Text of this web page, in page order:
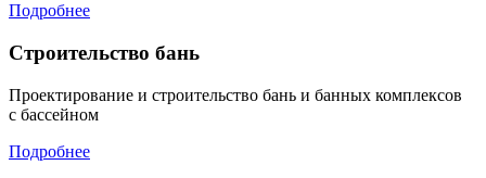
Подробнее
Строительство бань
Проектирование и строительство бань и банных комплексов
с бассейном
Подробнее